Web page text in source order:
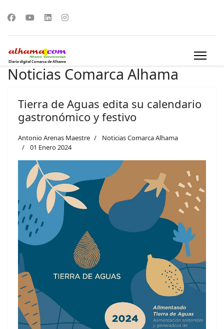
Noticias Comarca Alhama
Tierra de Aguas edita su calendario
gastronómico y festivo
Antonio Arenas Maestre
Noticias Comarca Alhama
01 Enero 2024